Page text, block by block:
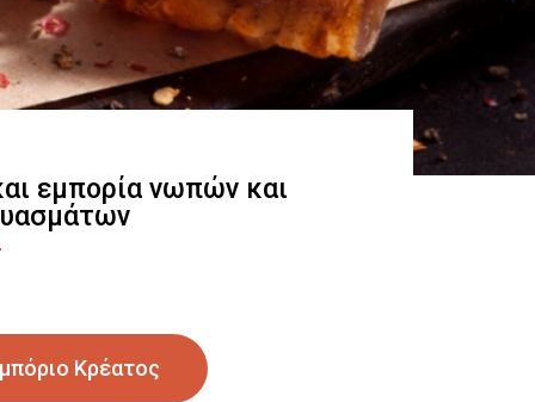
εμπορία νωπών και
Κρέατος